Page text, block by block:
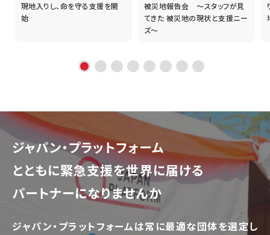
現地入りし、命を守る支援を開
始
被災地報告会 ～スタッフが見
てきた 被災地の現状と支援ニー
ズ～
ジャパン・プラットフォーム
とともに緊急支援を世界に届ける
パートナーになりませんか
ジャパン・プラットフォームは常に最適な団体を選定し